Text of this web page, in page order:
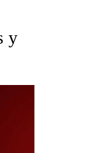
y